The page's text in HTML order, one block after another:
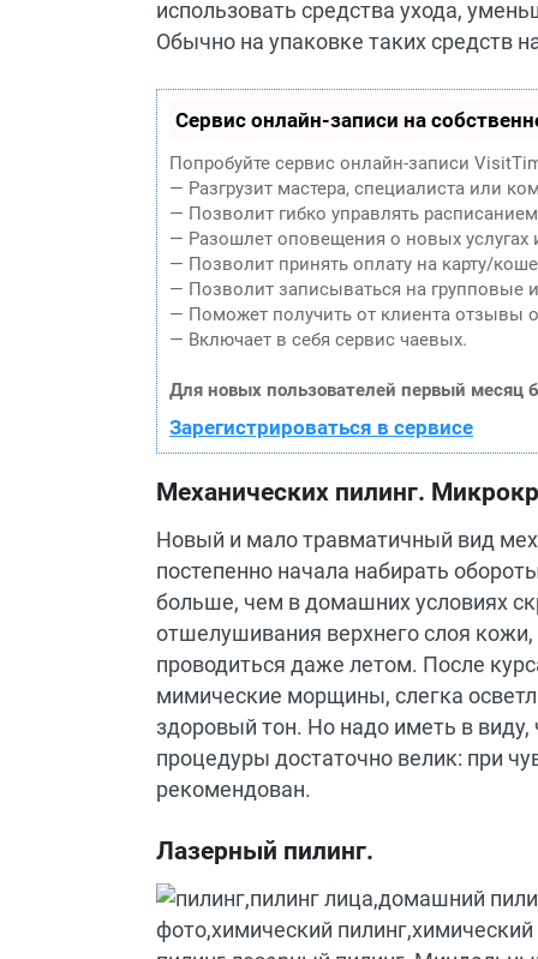
использовать средства ухода,
Обычно на упаковке таких средств
Сервис онлайн-записи на
Попробуйте сервис онлайн-записи
— Разгрузит мастера, специалиста или
— Позволит гибко управлять расписанием
— Разошлет оповещения о новых услугах
— Позволит принять оплату на карту/
— Позволит записываться на групповые
— Поможет получить от клиента отзывы
— Включает в себя сервис чаевых.
Для новых пользователей первый месяц
Зарегистрироваться в сервисе
Механических пилинг.
Новый и мало травматичный вид
постепенно начала набирать
больше, чем в домашних условиях
отшелушивания верхнего слоя
проводиться даже летом. После
мимические морщины, слегка
здоровый тон. Но надо иметь в виду,
процедуры достаточно велик: при
рекомендован.
Лазерный пилинг.